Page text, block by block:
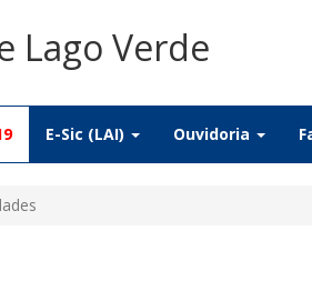
Lago Verde
E-Sic (LAI) Ouvidoria